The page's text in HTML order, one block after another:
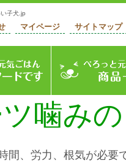
子犬.jp
マイページ サイトマップ
噛み
間、労力、根気が必要